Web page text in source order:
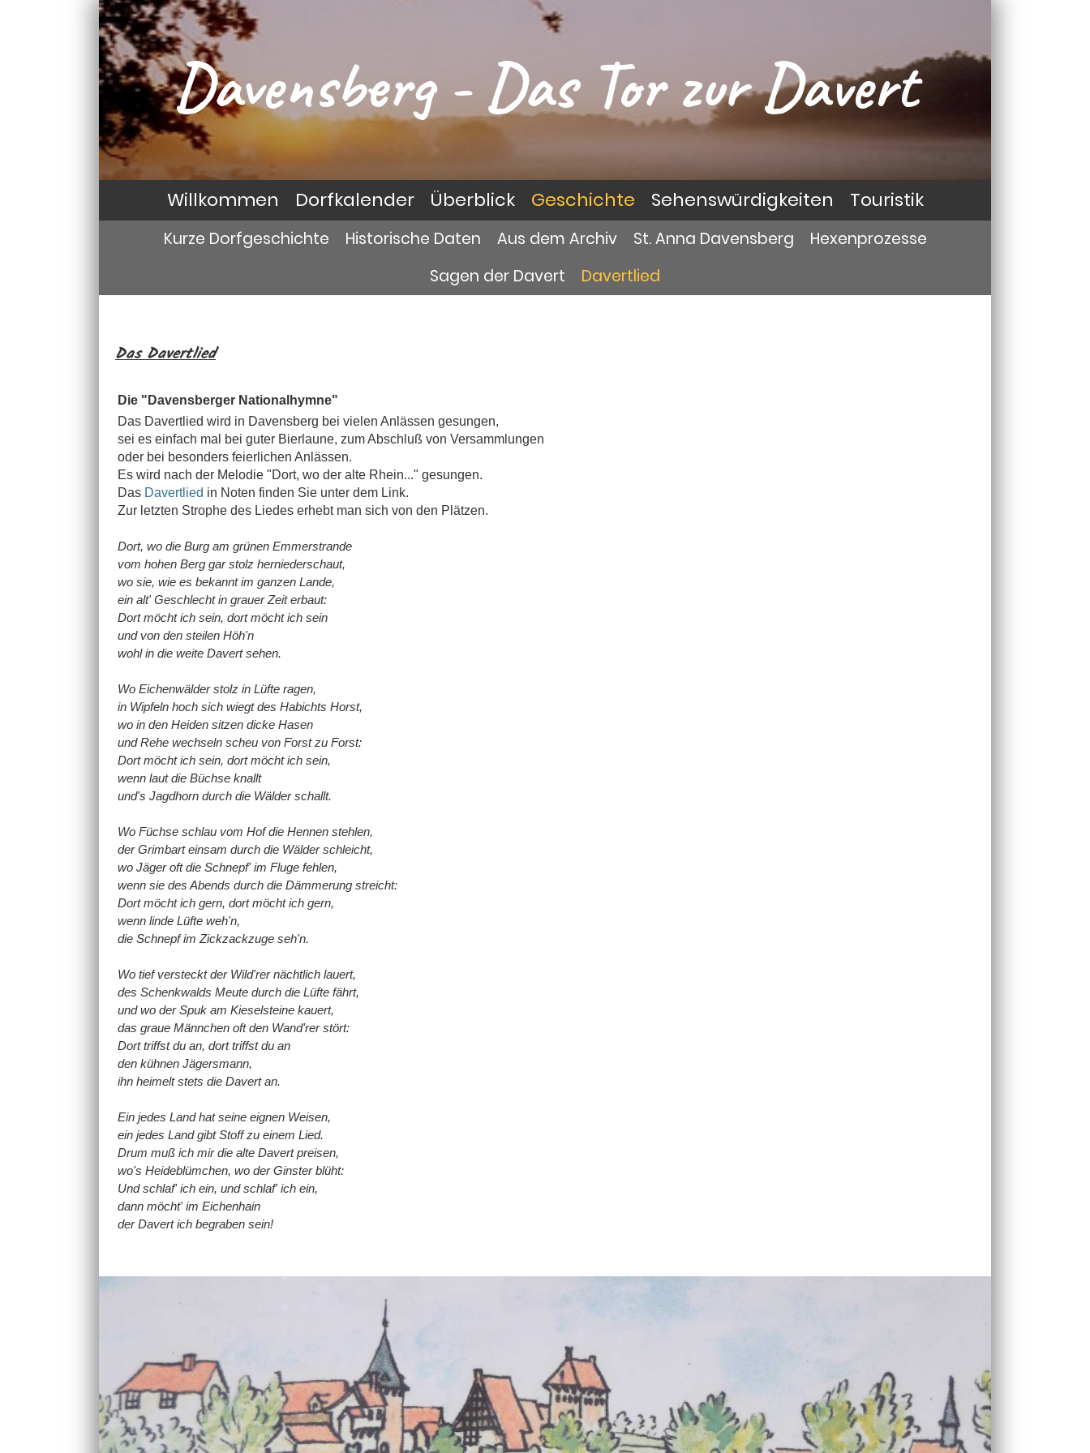
Davensberg - Das Tor zur Davert
Willkommen Dorfkalender Überblick Geschichte Sehenswürdigkeiten Touristik
Kurze Dorfgeschichte Historische Daten Aus dem Archiv St. Anna Davensberg
Hexenprozesse
Sagen der Davert
Davertlied
Das Davertlied
Die "Davensberger Nationalhymne"
Das Davertlied wird in Davensberg bei vielen Anlässen gesungen,
sei es einfach mal bei guter Bierlaune, zum Abschluß von Versammlungen
oder bei besonders feierlichen Anlässen.
Es wird nach der Melodie "Dort, wo der alte Rhein..." gesungen.
Das Davertlied in Noten finden Sie unter dem Link.
Zur letzten Strophe des Liedes erhebt man sich von den Plätzen.
Dort, wo die Burg am grünen Emmerstrande
vom hohen Berg gar stolz herniederschaut,
wo sie, wie es bekannt im ganzen Lande,
ein alt' Geschlecht in grauer Zeit erbaut:
Dort möcht ich sein, dort möcht ich sein
und von den steilen Höh'n
wohl in die weite Davert sehen.
Wo Eichenwälder stolz in Lüfte ragen,
in Wipfeln hoch sich wiegt des Habichts Horst,
wo in den Heiden sitzen dicke Hasen
und Rehe wechseln scheu von Forst zu Forst:
Dort möcht ich sein, dort möcht ich sein,
wenn laut die Büchse knallt
und's Jagdhorn durch die Wälder schallt.
Wo Füchse schlau vom Hof die Hennen stehlen,
der Grimbart einsam durch die Wälder schleicht,
wo Jäger oft die Schnepf' im Fluge fehlen,
wenn sie des Abends durch die Dämmerung streicht:
Dort möcht ich gern, dort möcht ich gern,
wenn linde Lüfte weh'n,
die Schnepf im Zickzackzuge seh'n.
Wo tief versteckt der Wild'rer nächtlich lauert,
des Schenkwalds Meute durch die Lüfte fährt,
und wo der Spuk am Kieselsteine kauert,
das graue Männchen oft den Wand'rer stört:
Dort triffst du an, dort triffst du an
den kühnen Jägersmann,
ihn heimelt stets die Davert an.
Ein jedes Land hat seine eignen Weisen,
ein jedes Land gibt Stoff zu einem Lied.
Drum muß ich mir die alte Davert preisen,
wo's Heideblümchen, wo der Ginster blüht:
Und schlaf' ich ein, und schlaf' ich ein,
dann möcht' im Eichenhain
der Davert ich begraben sein!